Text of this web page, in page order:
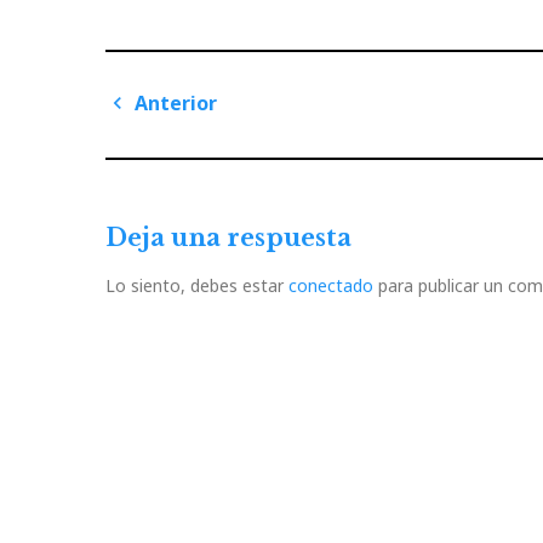
Navegación
de
Anterior
Deja una respuesta
Lo siento, debes estar conectado para publicar un